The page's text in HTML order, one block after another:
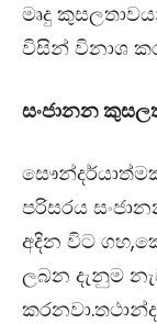
මෘදු
විසින් විනාශ
සංජානන
පරිසරය
අදින විට
ලබන දැනුම